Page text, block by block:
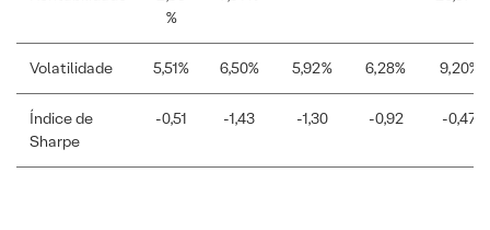
%
Volatilidade 5,51% 6,50% 5,92% 6,28% 9,20%
Índice de
Sharpe
-0,51 -1,43 -1,30 -0,92 -0,47